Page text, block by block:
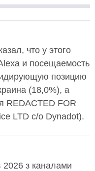
что у этого
и посещаемость
позицию
(18,0%), а
REDACTED FOR
LTD c/o Dynadot).
2026 з каналами